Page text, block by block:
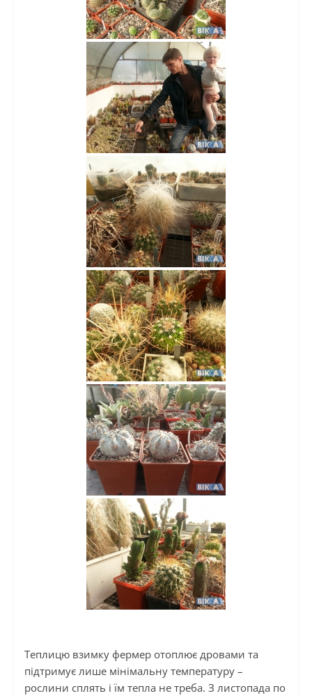
Теплицю взимку фермер отоплює дровами та
підтримує лише мінімальну температуру –
рослини сплять і їм тепла не треба. З листопада по